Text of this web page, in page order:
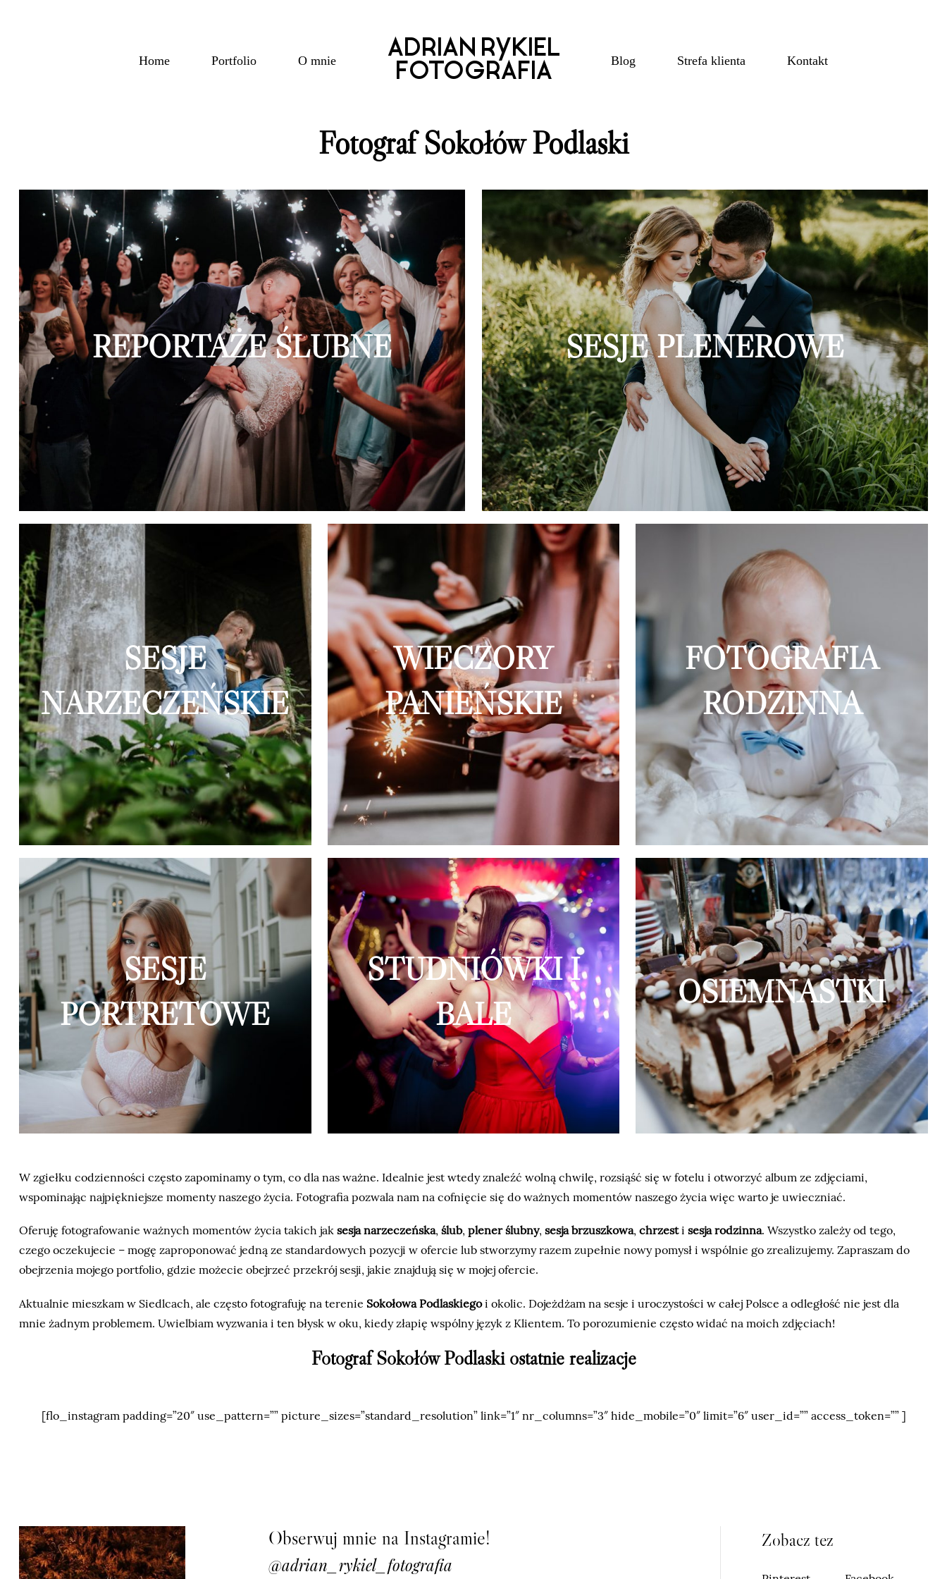
Home Portfolio O mnie
ADRIAN RYKIEL
FOTOGRAFIA
Blog Strefa klienta Kontakt
Fotograf Sokołów Podlaski
REPORTAŻE ŚLUBNE SESJE PLENEROWE
SESJE
NARZECZEŃSKIE
WIECZORY
PANIEŃSKIE
FOTOGRAFIA
RODZINNA
SESJE
PORTRETOWE
STUDNIÓWKI I
BALE
OSIEMNASTKI
W zgiełku codzienności często zapominamy o tym, co dla nas ważne. Idealnie jest wtedy znaleźć wolną chwilę, rozsiąść się w fotelu i otworzyć album ze zdjęciami,
wspominając najpiękniejsze momenty naszego życia. Fotografia pozwala nam na cofnięcie się do ważnych momentów naszego życia więc warto je uwieczniać.
Oferuję fotografowanie ważnych momentów życia takich jak sesja narzeczeńska, ślub, plener ślubny, sesja brzuszkowa, chrzesti sesja rodzinna. Wszystko zależy od tego,
czego oczekujecie – mogę zaproponować jedną ze standardowych pozycji w ofercie lub stworzymy razem zupełnie nowy pomysł i wspólnie go zrealizujemy. Zapraszam do
obejrzenia mojego portfolio, gdzie możecie obejrzeć przekrój sesji, jakie znajdują się w mojej ofercie.
Aktualnie mieszkam w Siedlcach, ale często fotografuję na terenie Sokołowa Podlaskiegoi okolic. Dojeżdżam na sesje i uroczystości w całej Polsce a odległość nie jest dla
mnie żadnym problemem. Uwielbiam wyzwania i ten błysk w oku, kiedy złapię wspólny język z Klientem. To porozumienie często widać na moich zdjęciach!
Fotograf Sokołów Podlaski ostatnie realizacje
[flo_instagram padding=”20″ use_pattern=”” picture_sizes=”standard_resolution” link=”1″ nr_columns=”3″ hide_mobile=”0″ limit=”6″ user_id=”” access_token=”” ]
Obserwuj mnie na Instagramie!
@adrian_rykiel_fotografia
Zobacz tez